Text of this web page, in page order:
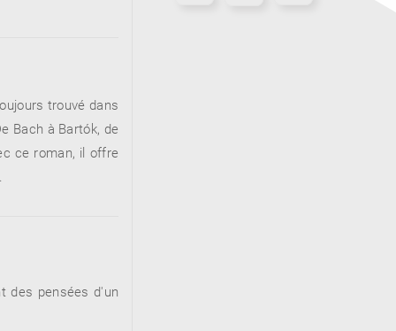
trouvé dans
Bach à Bartók, de
ce roman, il offre
des pensées d'un